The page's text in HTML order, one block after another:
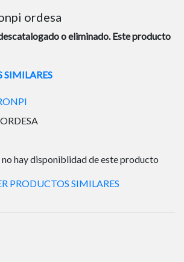
ordesa
o eliminado. Este producto
SIMILARES
no hay disponiblidad de este producto
PRODUCTOS SIMILARES